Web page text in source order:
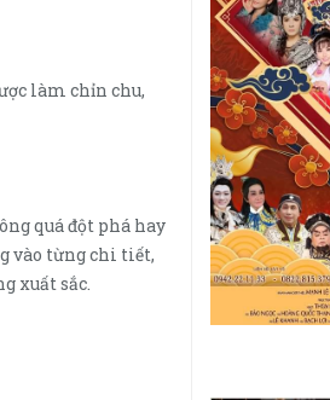
làm chỉn chu,
quá đột phá hay
vào từng chi tiết,
xuất sắc.